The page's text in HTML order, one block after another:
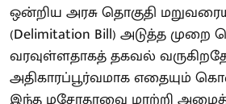
ஒன்றிய அரசு தொகுதி
(Delimitation Bill) அடுத்த
வரவுள்ளதாகத் தகவல்
அதிகாரப்பூர்வமாக எதையும்